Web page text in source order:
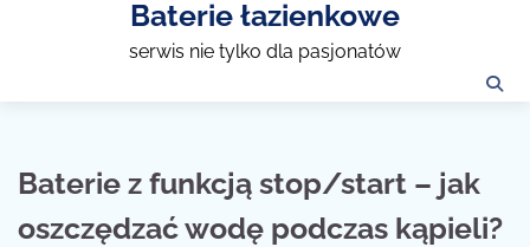
Baterie łazienkowe
serwis nie tylko dla pasjonatów
Baterie z funkcją stop/start – jak
oszczędzać wodę podczas kąpieli?